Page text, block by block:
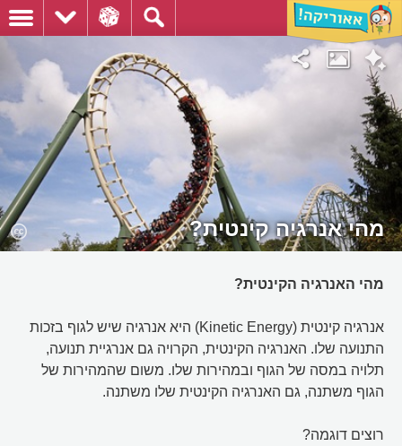
מהי אנרגיה קינטית?
מהי האנרגיה הקינטית?
אנרגיה קינטית (Kinetic Energy) היא אנרגיה שיש לגוף בזכות
התנועה שלו. האנרגיה הקינטית, הקרויה גם אנרגיית תנועה,
תלויה במסה של הגוף ובמהירות שלו. משום שהמהירות של
הגוף משתנה, גם האנרגיה הקינטית שלו משתנה.
רוצים דוגמה?